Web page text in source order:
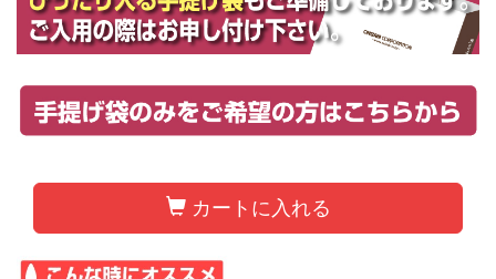
カートに入れる